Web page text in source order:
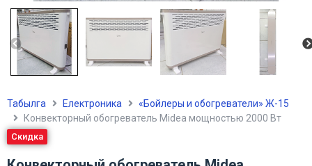
Табылга Електроника
«Бойлеры и обогреватели» Ж-15
Конвекторный обогреватель Midea мощностью 2000 Вт
Скидка